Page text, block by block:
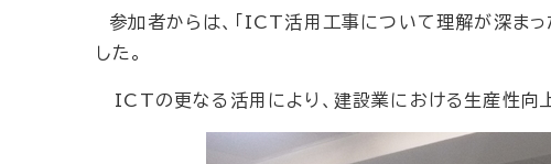
参加者からは、「ICT活用工事について理解が深ま
した。
ICTの更なる活用により、建設業における生産性向